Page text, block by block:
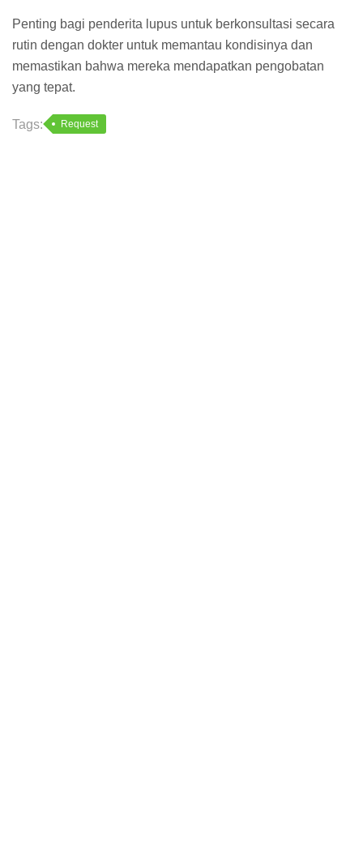
Penting bagi penderita lupus untuk berkonsultasi secara
rutin dengan dokter untuk memantau kondisinya dan
memastikan bahwa mereka mendapatkan pengobatan
yang tepat.
Tags: Request